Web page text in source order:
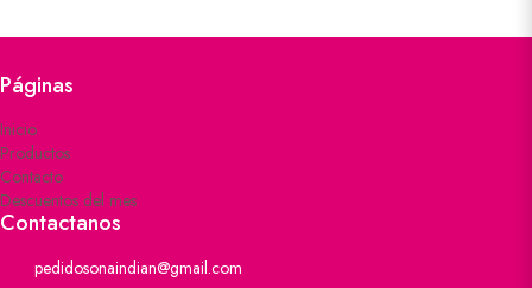
Páginas
Inicio
Productos
Contacto
Descuentos del mes
Contactanos
pedidosonaindian@gmail.com